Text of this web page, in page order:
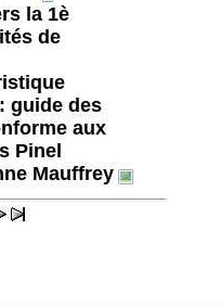
la 1è
de
guide des
aux
Pinel
Mauffrey